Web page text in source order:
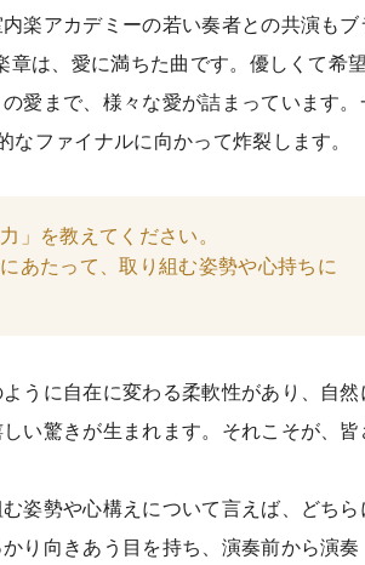
楽アカデミーの若い奏者との共演もブ
は、愛に満ちた曲です。優しくて希
愛まで、様々な愛が詰まっています。
ファイナルに向かって炸裂します。
」を教えてください。
あたって、取り組む姿勢や心持ちに
うに自在に変わる柔軟性があり、自然
い驚きが生まれます。それこそが、皆
姿勢や心構えについて言えば、どちら
り向きあう目を持ち、演奏前から演奏